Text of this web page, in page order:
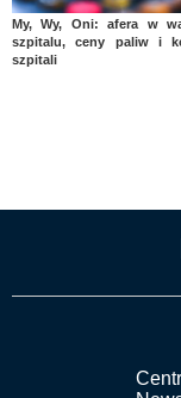
My, Wy, Oni: afera w
szpitalu, ceny paliw i
szpitali